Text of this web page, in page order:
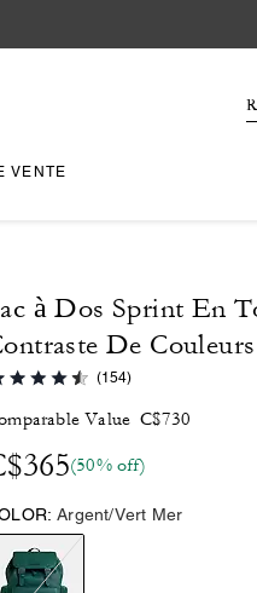
VENTE
à Dos Sprint En
De Couleurs
(154)
Value C$730
(50% off)
Argent/Vert Mer